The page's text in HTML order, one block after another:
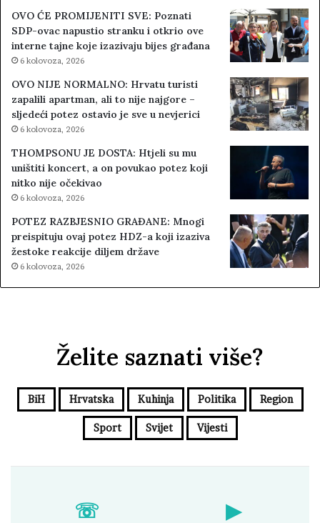
OVO ĆE PROMIJENITI SVE: Poznati
SDP-ovac napustio stranku i otkrio ove
interne tajne koje izazivaju bijes građana
6 kolovoza, 2026
OVO NIJE NORMALNO: Hrvatu turisti
zapalili apartman, ali to nije najgore –
sljedeći potez ostavio je sve u nevjerici
6 kolovoza, 2026
THOMPSONU JE DOSTA: Htjeli su mu
uništiti koncert, a on povukao potez koji
nitko nije očekivao
6 kolovoza, 2026
POTEZ RAZBJESNIO GRAĐANE: Mnogi
preispituju ovaj potez HDZ-a koji izaziva
žestoke reakcije diljem države
6 kolovoza, 2026
Želite saznati više?
BiH Hrvatska Kuhinja Politika Region
Sport Svijet Vijesti
☏ ▶